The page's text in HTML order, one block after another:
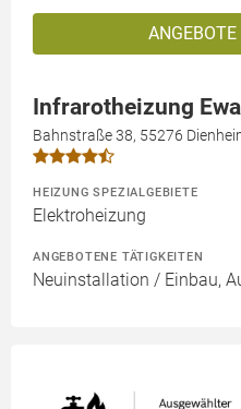
Infrarotheizung
Bahnstraße 38, 55276
HEIZUNG SPEZIALGEBIETE
Elektroheizung
ANGEBOTENE TÄTIGKEITEN
Neuinstallation / Einbau,